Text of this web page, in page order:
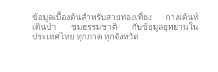
ข้อมูลเบื้องต้นสำหรับสายท่องเที่ยง กางเต้นท์
เดินป่า ชมธรรมชาติ กับข้อมูลอุทยานใน
ประเทศไทย ทุกภาค ทุกจังหวัด